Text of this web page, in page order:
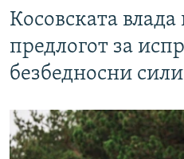
Косовската влада
предлогот за
безбедносни